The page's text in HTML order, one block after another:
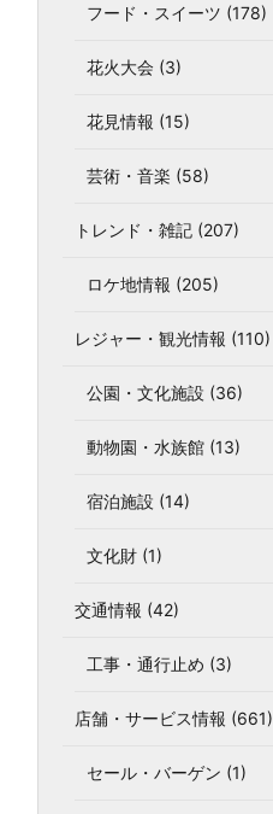
フード・スイーツ (178)
花火大会 (3)
花見情報 (15)
芸術・音楽 (58)
トレンド・雑記 (207)
ロケ地情報 (205)
レジャー・観光情報 (110)
公園・文化施設 (36)
動物園・水族館 (13)
宿泊施設 (14)
文化財 (1)
交通情報 (42)
工事・通行止め (3)
店舗・サービス情報 (661)
セール・バーゲン (1)